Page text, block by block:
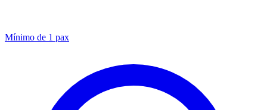
Mínimo de 1 pax